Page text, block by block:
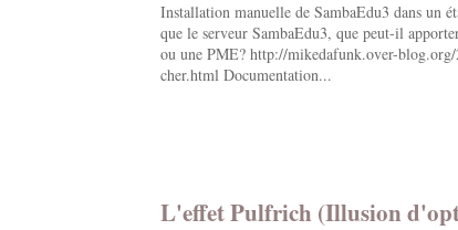
Installation manuelle de SambaEdu3 dans un
que le serveur SambaEdu3, que peut-il
ou une PME? http://mikedafunk.over-
cher.html Documentation...
L'effet Pulfrich (Illusion